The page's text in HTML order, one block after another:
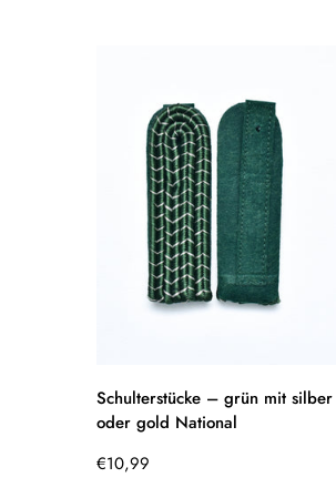
Schulterstücke – grün mit silber
oder gold National
Regulärer
€10,99